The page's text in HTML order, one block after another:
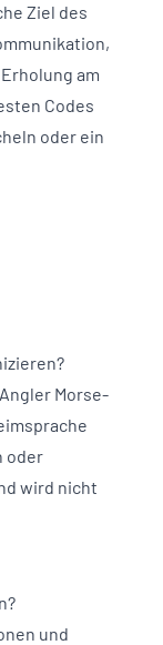
Ziel des
am
Codes
oder ein
Morse-
oder
wird nicht
und